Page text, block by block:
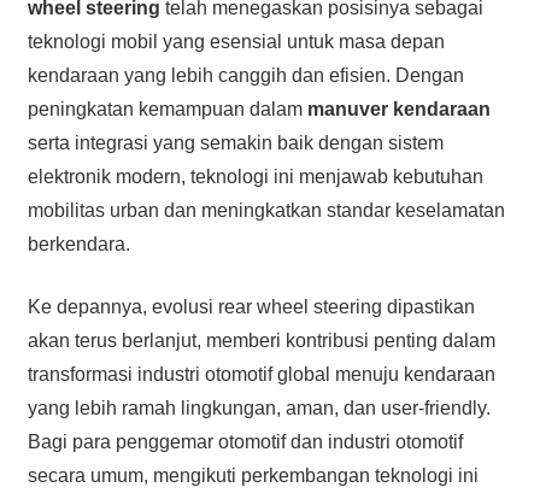
wheel steering telah menegaskan posisinya sebagai
teknologi mobil yang esensial untuk masa depan
kendaraan yang lebih canggih dan efisien. Dengan
peningkatan kemampuan dalam manuver kendaraan
serta integrasi yang semakin baik dengan sistem
elektronik modern, teknologi ini menjawab kebutuhan
mobilitas urban dan meningkatkan standar keselamatan
berkendara.
Ke depannya, evolusi rear wheel steering dipastikan
akan terus berlanjut, memberi kontribusi penting dalam
transformasi industri otomotif global menuju kendaraan
yang lebih ramah lingkungan, aman, dan user-friendly.
Bagi para penggemar otomotif dan industri otomotif
secara umum, mengikuti perkembangan teknologi ini